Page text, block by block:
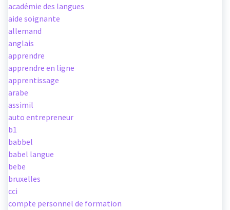
académie des langues
aide soignante
allemand
anglais
apprendre
apprendre en ligne
apprentissage
arabe
assimil
auto entrepreneur
b1
babbel
babel langue
bebe
bruxelles
cci
compte personnel de formation